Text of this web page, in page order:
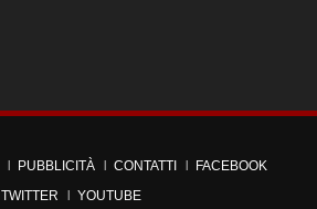
PUBBLICITÀ CONTATTI
FACEBOOK
TWITTER
YOUTUBE